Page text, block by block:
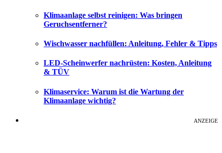
Klimaanlage selbst reinigen: Was bringen
Geruchsentferner?
Wischwasser nachfüllen: Anleitung, Fehler & Tipps
LED-Scheinwerfer nachrüsten: Kosten, Anleitung
& TÜV
Klimaservice: Warum ist die Wartung der
Klimaanlage wichtig?
ANZEIGE